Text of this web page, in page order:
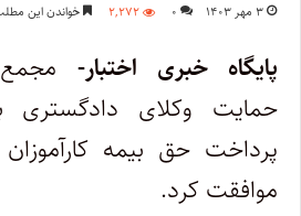
۳ مهر ۱۴۰۳ ۰ ۲,۲۷۲ خواندن این مطلب 1 دقیقه زمان
پایگاه خبری اختبار-
حمایت وکلای دادگستری
موافقت کرد.